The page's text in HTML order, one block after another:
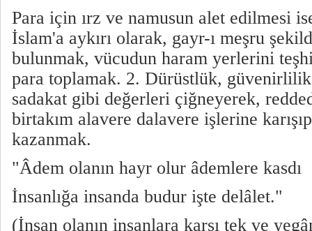
Para için ırz ve namusun alet edilmesi
İslam'a aykırı olarak, gayr-ı meşru
bulunmak, vücudun haram yerlerini
para toplamak. 2. Dürüstlük,
sadakat gibi değerleri çiğneyerek,
birtakım alavere dalavere işlerine
kazanmak.
"Âdem olanın hayr olur âdemlere kasdı
İnsanlığa insanda budur işte delâlet."
(İnsan olanın insanlara karşı tek ve